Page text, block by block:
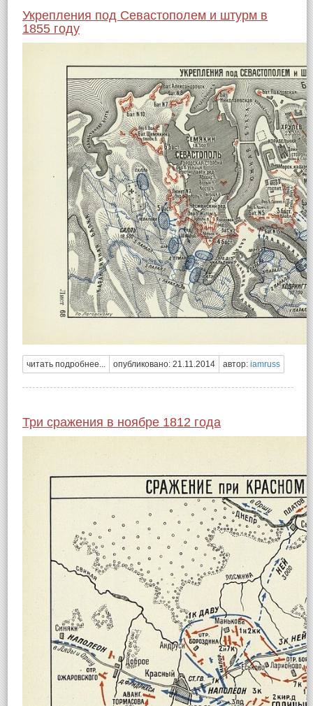
Укрепления под Севастополем и штурм в
1855 году
читать подробнее... опубликовано: 21.11.2014 автор: iamruss
Три сражения в ноябре 1812 года